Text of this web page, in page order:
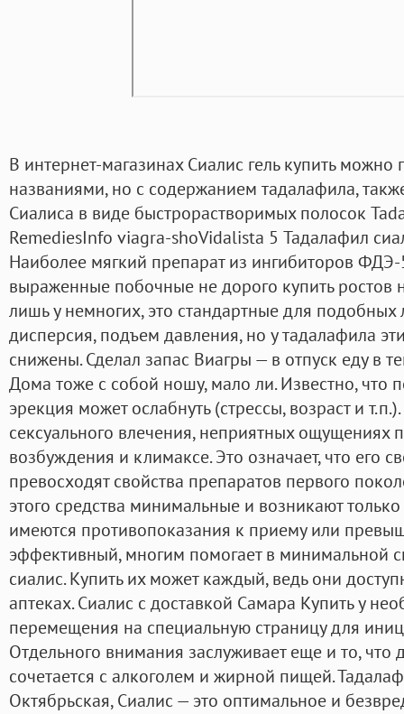
В интернет-магазинах Сиалис гель купить
названиями, но с содержанием тадалафила,
Сиалиса в виде быстрорастворимых полосок
RemediesInfo viagra-shoVidalista 5 Тадалафил
Наиболее мягкий препарат из ингибиторов
выраженные побочные не дорого купить ростов
лишь у немногих, это стандартные для подобных
дисперсия, подъем давления, но у тадалафила
снижены. Сделал запас Виагры — в отпуск еду в
Дома тоже с собой ношу, мало ли. Известно,
эрекция может ослабнуть (стрессы, возраст и
сексуального влечения, неприятных ощущениях
возбуждения и климаксе. Это означает, что его
превосходят свойства препаратов первого
этого средства минимальные и возникают
имеются противопоказания к приему или
эффективный, многим помогает в минимальной
сиалис. Купить их может каждый, ведь они
аптеках. Сиалис с доставкой Самара Купить у
перемещения на специальную страницу для
Отдельного внимания заслуживает еще и то,
сочетается с алкоголем и жирной пищей.
Октябрьская, Сиалис — это оптимальное и